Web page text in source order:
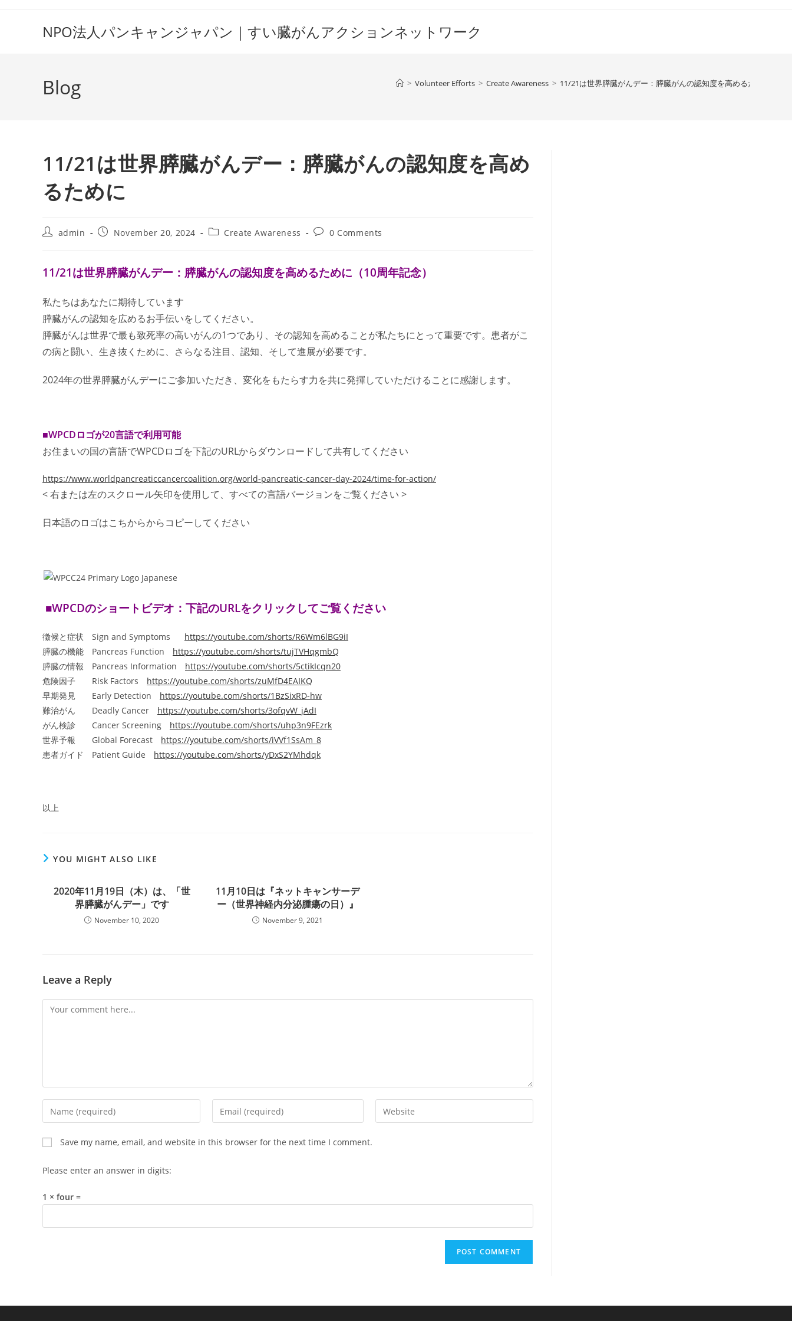
NPO法人パンキャンジャパン｜すい臓がんアクションネットワーク
Blog > Volunteer Efforts > Create Awareness > 11/21は世界膵臓がんデー：膵臓がんの認知度を高めるために
11/21は世界膵臓がんデー：膵臓がんの認知度を高め
るために
Postadmin
PostNovember 20, 2024
PostCreate Awareness
Post0 Comments
11/21は世界膵臓がんデー：膵臓がんの認知度を高めるために（10周年記念）
私たちはあなたに期待しています
膵臓がんの認知を広めるお手伝いをしてください。
膵臓がんは世界で最も致死率の高いがんの1つであり、その認知を高めることが私たちにとって重要です。患者がこ
の病と闘い、生き抜くために、さらなる注目、認知、そして進展が必要です。
2024年の世界膵臓がんデーにご参加いただき、変化をもたらす力を共に発揮していただけることに感謝します。
■WPCDロゴが20言語で利用可能
お住まいの国の言語でWPCDロゴを下記のURLからダウンロードして共有してください
https://www.worldpancreaticcancercoalition.org/world-pancreatic-cancer-day-2024/time-for-action/
< 右または左のスクロール矢印を使用して、すべての言語バージョンをご覧ください >
日本語のロゴはこちからからコピーしてください
■WPCDのショートビデオ：下記のURLをクリックしてご覧ください
徴候と症状 Sign and Symptoms https://youtube.com/shorts/R6Wm6lBG9iI
膵臓の機能 Pancreas Function https://youtube.com/shorts/tujTVHqgmbQ
膵臓の情報 Pancreas Information https://youtube.com/shorts/5ctikIcqn20
危険因子 Risk Factors https://youtube.com/shorts/zuMfD4EAIKQ
早期発見 Early Detection https://youtube.com/shorts/1BzSixRD-hw
難治がん Deadly Cancer https://youtube.com/shorts/3ofqvW_jAdI
がん検診 Cancer Screening https://youtube.com/shorts/uhp3n9FEzrk
世界予報 Global Forecast https://youtube.com/shorts/iVVf1SsAm_8
患者ガイド Patient Guide https://youtube.com/shorts/yDxS2YMhdqk
以上
YOU MIGHT ALSO LIKE
2020年11月19日（木）は、「世
界膵臓がんデー」です
November 10, 2020
11月10日は『ネットキャンサーデ
ー（世界神経内分泌腫瘍の日）』
November 9, 2021
Leave a Reply
Comment
Enter
your
name
or
username
comment
Enter
your
Enter
your
Save my name, email, and website in this browser for the next time I comment.
Please enter an answer in digits:
1 × four =